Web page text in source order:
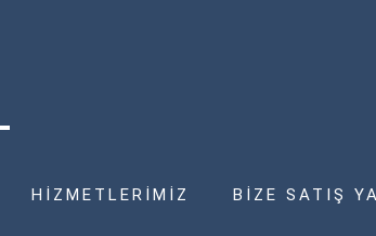
HİZMETLERİMİZ BİZE SATIŞ